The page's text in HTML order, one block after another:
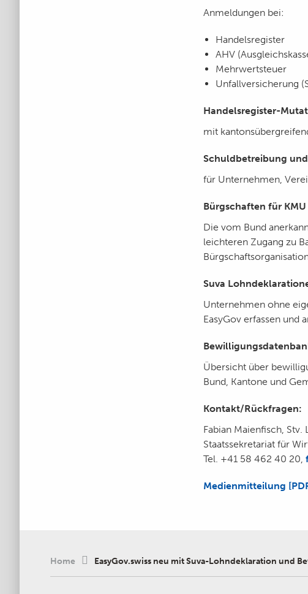
Anmeldungen bei:
Handelsregister
AHV
Mehrwertsteuer
Unfallversicherung
Handelsregister-
mit
Schuldbetreibung
für Unternehmen,
Bürgschaften für KMU
Die vom Bund
leichteren Zugang zu
Suva
Unternehmen ohne
EasyGov erfassen und
Übersicht über
Bund, Kantone und
Kontakt/Rückfragen:
Fabian Maienfisch,
Staatssekretariat für
Tel. +41 58 462 40 20,
Medienmitteilung
Home EasyGov.swiss neu mit Suva-Lohndeklaration und